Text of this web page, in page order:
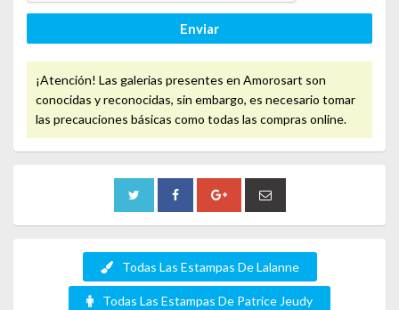
Enviar
¡Atención! Las galerias presentes en Amorosart son
conocidas y reconocidas, sin embargo, es necesario tomar
las precauciones básicas como todas las compras online.
Todas Las Estampas De Lalanne
Todas Las Estampas De Patrice Jeudy